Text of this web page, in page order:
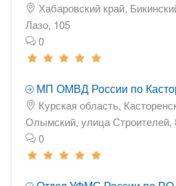
Хабаровский край,
Лазо, 105
0
МП ОМВД России по
Курская область,
Олымский, улица Строителей,
0